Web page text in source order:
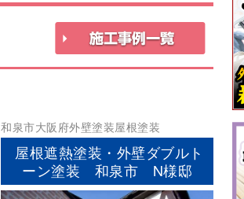
和泉市大阪府外壁塗装屋根塗装
屋根遮熱塗装・外壁ダブルト
ーン塗装 和泉市 N様邸